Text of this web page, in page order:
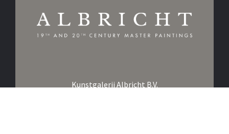
Kunstgalerij Albricht B.V.